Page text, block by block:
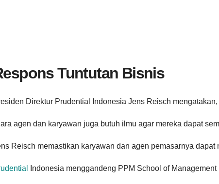
Tuntutan Bisnis
Direktur Prudential Indonesia Jens Reisch
agen dan karyawan juga butuh ilmu agar mereka dapat
Reisch memastikan karyawan dan agen pemasarnya
Indonesia menggandeng PPM School of